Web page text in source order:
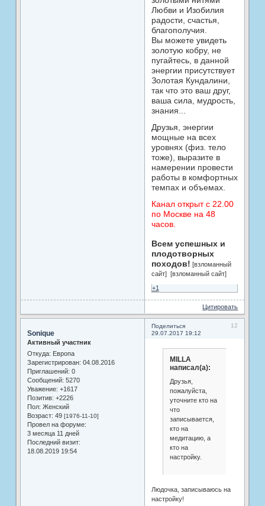
Любви и Изобилия
радости, счастья,
благополучия.
Вы можете увидеть
золотую кобру, не
пугайтесь, в данной
энергии присутствует
Золотая Кундалини,
так что это ваш друг,
ваша сила, мудрость,
знания...
Друзья, энергии
мощные на всех
уровнях (физ. тело
тоже), выразите в
намерении провести
работы в комфортных
темпах и объемах.
Канал открыт с 22.00
по Москве на 48
часов.
Всем успешных и
плодотворных
походов! [взломанный
сайт] [взломанный сайт]
+1
Цитировать
Поделиться
12
29.07.2017 19:12
Sonique
Активный участник
Откуда: Европа
Зарегистрирован: 04.08.2016
Приглашений: 0
Сообщений: 5270
Уважение: +1617
Позитив: +2226
Пол: Женский
Возраст: 49 [1976-11-10]
Провел на форуме:
3 месяца 11 дней
Последний визит:
18.08.2019 19:54
MILLA
написал(а):
Друзья,
пожалуйста,
уточните кто на
что
записывается,
кто на
медитацию, а
кто на
настройку.
Людочка, записываюсь на
настройку!